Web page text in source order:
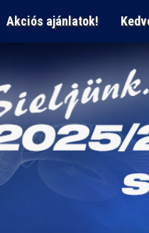
Akciós ajánlatok!